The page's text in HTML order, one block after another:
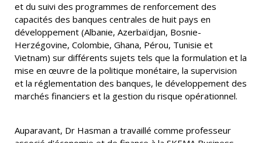
et du suivi des programmes de renforcement des
capacités des banques centrales de huit pays en
développement (Albanie, Azerbaïdjan, Bosnie-
Herzégovine, Colombie, Ghana, Pérou, Tunisie et
Vietnam) sur différents sujets tels que la formulation et la
mise en œuvre de la politique monétaire, la supervision
et la réglementation des banques, le développement des
marchés financiers et la gestion du risque opérationnel.
Auparavant, Dr Hasman a travaillé comme professeur